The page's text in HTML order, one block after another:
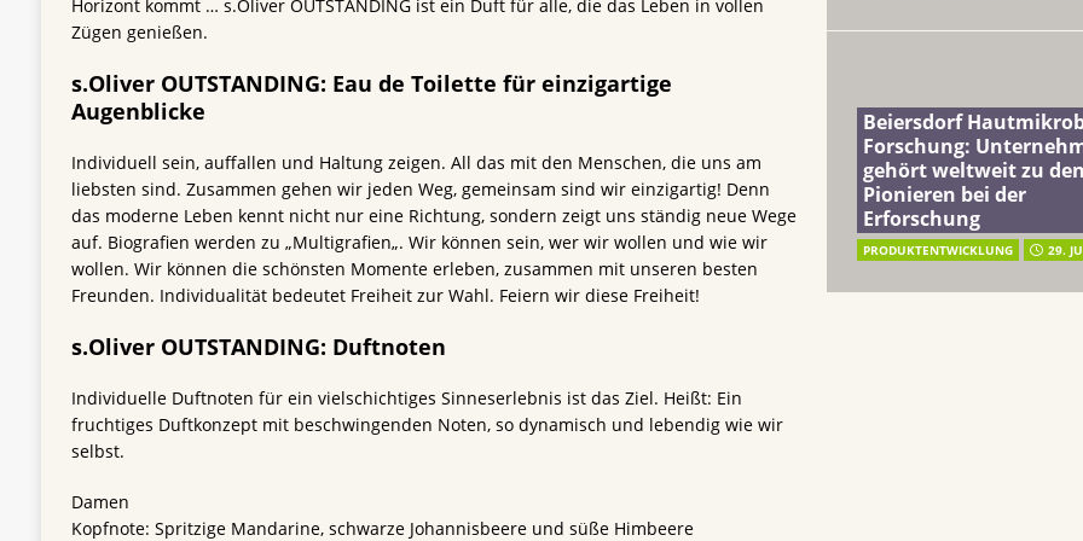
Horizont kommt … s.Oliver OUTSTANDING ist ein Duft für alle, die das Leben in vollen
Zügen genießen.
s.Oliver OUTSTANDING: Eau de Toilette für einzigartige
Augenblicke
Individuell sein, auffallen und Haltung zeigen. All das mit den Menschen, die uns am
liebsten sind. Zusammen gehen wir jeden Weg, gemeinsam sind wir einzigartig! Denn
das moderne Leben kennt nicht nur eine Richtung, sondern zeigt uns ständig neue Wege
auf. Biografien werden zu „Multigrafien„. Wir können sein, wer wir wollen und wie wir
wollen. Wir können die schönsten Momente erleben, zusammen mit unseren besten
Freunden. Individualität bedeutet Freiheit zur Wahl. Feiern wir diese Freiheit!
s.Oliver OUTSTANDING: Duftnoten
Individuelle Duftnoten für ein vielschichtiges Sinneserlebnis ist das Ziel. Heißt: Ein
fruchtiges Duftkonzept mit beschwingenden Noten, so dynamisch und lebendig wie wir
selbst.
Damen
Kopfnote: Spritzige Mandarine, schwarze Johannisbeere und süße Himbeere
Beiersdorf
Forschung:
gehört weltweit zu den
Pionieren bei der
Erforschung
PRODUKTENTWICKLUNG 29.